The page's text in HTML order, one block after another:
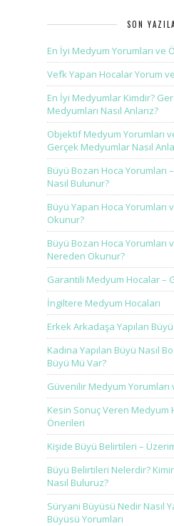
SON
En İyi Medyum Yorumları ve
Vefk Yapan Hocalar Yorum
En İyi Medyumlar Kimdir?
Medyumları Nasıl Anlarız?
Objektif Medyum Yorumları
Gerçek Medyumlar Nasıl
Büyü Bozan Hoca Yorumları
Nasıl Bulunur?
Büyü Yapan Hoca
Okunur?
Büyü Bozan Hoca Yorumları
Nereden Okunur?
Garantili Medyum Hocalar –
İngiltere Medyum Hocaları
Erkek Arkadaşa Yapılan
Kadına Yapılan Büyü Nasıl
Büyü Mü Var?
Güvenilir Medyum Yorumları
Kesin Sonuç Veren Medyum
Önerileri
Kişide Büyü Belirtileri –
Büyü Belirtileri Nelerdir? Kimin
Nasıl Buluruz?
Süryani Büyüsü Nedir Nasıl
Büyüsü Yorumları